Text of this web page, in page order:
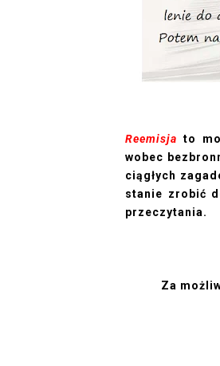
Reemisja to
wobec
ciągłych
stanie zrobić
przeczytania.
Za